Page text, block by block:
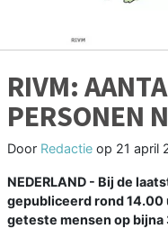
RIVM:
PERSONEN
Door Redactie op 21 april
NEDERLAND - Bij de
gepubliceerd rond 14.00
geteste mensen op